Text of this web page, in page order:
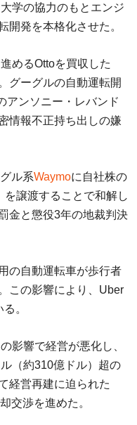
学の協力のもとエンジ
開発を本格化させた。
めるOttoを買収した
グーグルの自動運転開
アンソニー・レバンド
情報不正持ち出しの嫌
ル系Waymoに自社株の
譲渡することで和解し
金と懲役3年の地裁判決
の自動運転車が歩行者
この影響により、Uber
。
影響で経営が悪化し、
（約310億ドル）超の
経営再建に迫られた
交渉を進めた。